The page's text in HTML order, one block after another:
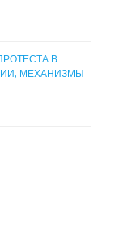
В
МЕХАНИЗМЫ